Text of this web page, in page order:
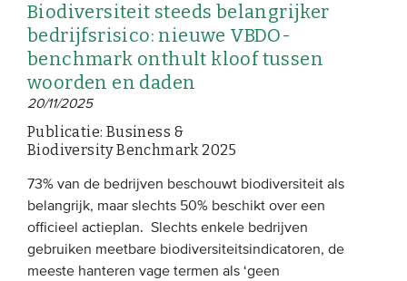
Biodiversiteit steeds belangrijker
bedrijfsrisico: nieuwe VBDO-
benchmark onthult kloof tussen
woorden en daden
20/11/2025
Publicatie: Business &
Biodiversity Benchmark 2025
73% van de bedrijven beschouwt biodiversiteit als
belangrijk, maar slechts 50% beschikt over een
officieel actieplan. Slechts enkele bedrijven
gebruiken meetbare biodiversiteitsindicatoren, de
meeste hanteren vage termen als ‘geen